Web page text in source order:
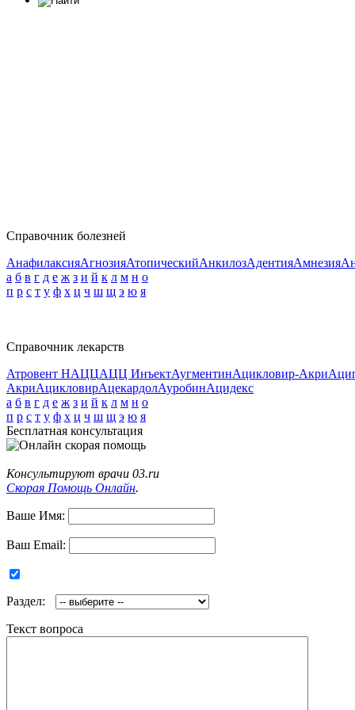
Справочник болезней
АнафилаксияАгнозияАтопическийАнкилозАдентияАмнезия
а б в г д е ж з и й к л м н о
п р с т у ф х ц ч ш щ э ю я
Справочник лекарств
Атровент НАЦЦАЦЦ ИнъектАугментинАцикловир-Акри
АкриАцикловирАцекардолАуробинАцидекс
а б в г д е ж з и й к л м н о
п р с т у ф х ц ч ш щ э ю я
Бесплатная консультация
Консультируют врачи 03.ru
Скорая Помощь Онлайн.
Ваше Имя:
Ваш Email:
Раздел:
Текст вопроса